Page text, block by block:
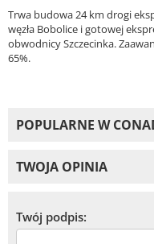
Trwa budowa 24 km drogi
węzła Bobolice i gotowej
obwodnicy Szczecinka.
65%.
POPULARNE W
TWOJA OPINIA
Twój podpis: